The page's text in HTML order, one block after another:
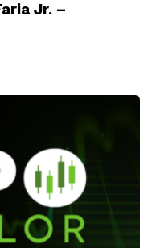
Jr. –